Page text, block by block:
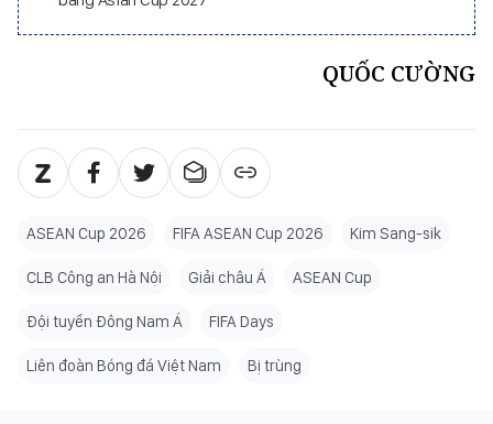
QUỐC CƯỜNG
ASEAN Cup 2026 FIFA ASEAN Cup 2026 Kim Sang-sik
CLB Công an Hà Nội Giải châu Á ASEAN Cup
Đội tuyển Đông Nam Á FIFA Days
Liên đoàn Bóng đá Việt Nam Bị trùng